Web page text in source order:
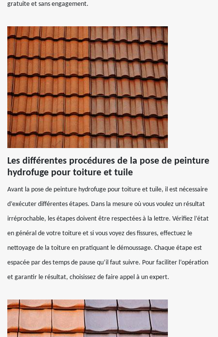
gratuite et sans engagement.
Les différentes procédures de la pose de peinture
hydrofuge pour toiture et tuile
Avant la pose de peinture hydrofuge pour toiture et tuile, il est nécessaire
d’exécuter différentes étapes. Dans la mesure où vous voulez un résultat
irréprochable, les étapes doivent être respectées à la lettre. Vérifiez l’état
en général de votre toiture et si vous voyez des fissures, effectuez le
nettoyage de la toiture en pratiquant le démoussage. Chaque étape est
espacée par des temps de pause qu’il faut suivre. Pour faciliter l’opération
et garantir le résultat, choisissez de faire appel à un expert.